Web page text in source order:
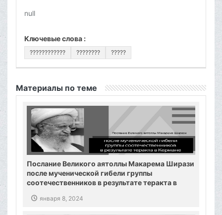
null
Ключевые слова :
???????????? ???????? ?????
Материалы по теме
Послание Великого аятоллы Макарема Ширази
после мученической гибели группы
соотечественников в результате теракта в
января 8, 2024